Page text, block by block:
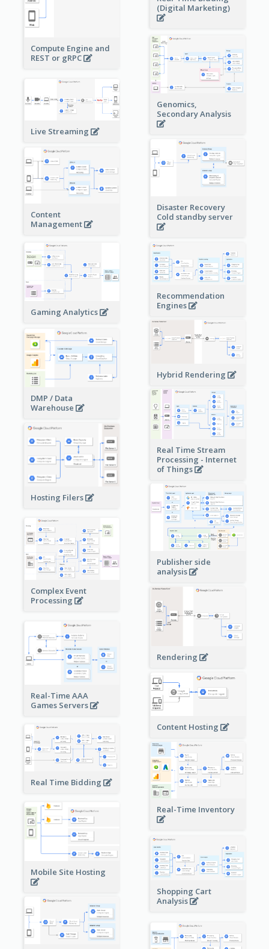
(Digital Marketing)
Compute Engine and
REST or gRPC
Genomics,
Secondary Analysis
Live Streaming
Disaster Recovery
Cold standby server
Content
Management
Gaming Analytics
Recommendation
Engines
Hybrid Rendering
DMP / Data
Warehouse
Real Time Stream
Processing - Internet
of Things
Hosting Filers
Publisher side
analysis
Complex Event
Processing
Rendering
Real-Time AAA
Games Servers
Content Hosting
Real Time Bidding
Real-Time Inventory
Mobile Site Hosting
Shopping Cart
Analysis